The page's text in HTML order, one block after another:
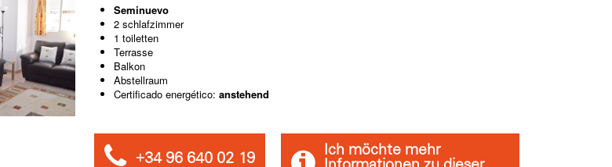
Seminuevo
2 schlafzimmer
1 toiletten
Terrasse
Balkon
Abstellraum
Certificado energético: anstehend
+34 96 640 02 19 Ich möchte mehr